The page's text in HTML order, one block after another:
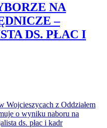
NA
–
DS. PŁAC I
Wojcieszycach z Oddziałem
o wyniku naboru na
ds. płac i kadr